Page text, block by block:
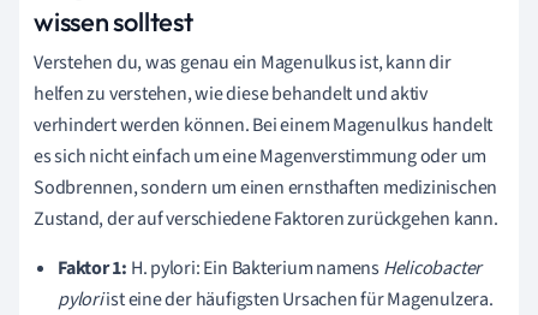
wissen solltest
Verstehen du, was genau ein Magenulkus ist, kann dir
helfen zu verstehen, wie diese behandelt und aktiv
verhindert werden können. Bei einem Magenulkus handelt
es sich nicht einfach um eine Magenverstimmung oder um
Sodbrennen, sondern um einen ernsthaften medizinischen
Zustand, der auf verschiedene Faktoren zurückgehen kann.
Faktor 1: H. pylori: Ein Bakterium namensHelicobacter
pyloriist eine der häufigsten Ursachen für Magenulzera.